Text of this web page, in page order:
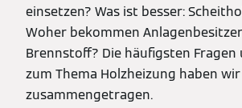
einsetzen? Was ist besser:
Woher bekommen
Brennstoff? Die häufigsten
zum Thema Holzheizung haben
zusammengetragen.